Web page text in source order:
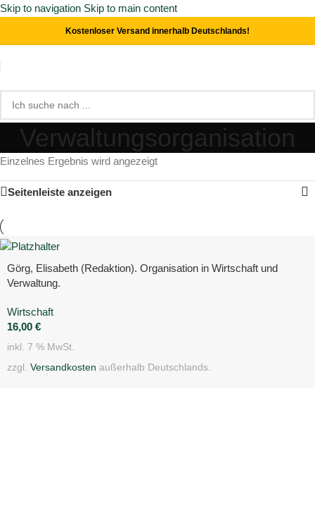
Skip to navigation Skip to main content
Kostenloser Versand innerhalb Deutschlands!
Verwaltungsorganisation
Einzelnes Ergebnis wird angezeigt
Seitenleiste anzeigen
Görg, Elisabeth (Redaktion). Organisation in Wirtschaft und
Verwaltung.
Wirtschaft
16,00 €
inkl. 7 % MwSt.
zzgl. Versandkosten außerhalb Deutschlands.